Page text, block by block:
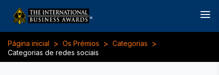
Página inicial > Os Prémios > Categorias >
Categorias de redes sociais